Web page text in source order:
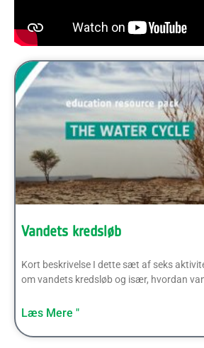
Vandets kredsløb
Kort beskrivelse I dette sæt af seks
om vandets kredsløb og især, hvordan
Læs Mere "